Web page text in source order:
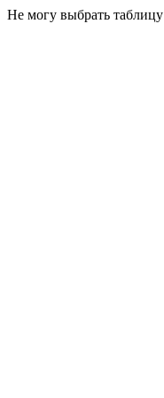
Не могу выбрать таблицу